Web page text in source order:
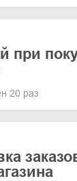
при
20 раз